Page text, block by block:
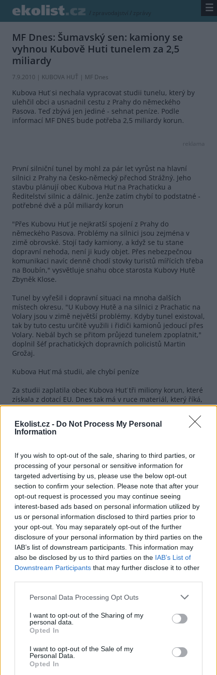
Ekolist.cz - Do Not Process My Personal
Information
If you wish to opt-out of the sale, sharing to third parties, or
processing of your personal or sensitive information for
targeted advertising by us, please use the below opt-out
section to confirm your selection. Please note that after your
opt-out request is processed you may continue seeing
interest-based ads based on personal information utilized by
us or personal information disclosed to third parties prior to
your opt-out. You may separately opt-out of the further
disclosure of your personal information by third parties on the
IAB’s list of downstream participants. This information may
also be disclosed by us to third parties on the IAB’s List of
Downstream Participants that may further disclose it to other
Personal Data Processing Opt Outs
I want to opt-out of the Sharing of my
personal data.
Opted In
I want to opt-out of the Sale of my
Personal Data.
Opted In
/ zpravodajství / zprávy ☰
MF Dnes: Šumavský sen: kamiony se
vyhnou Kubově Huti tunelem za 2,5
miliardy
7.9.2010 | KUBOVA HUŤ | MF Dnes
Kubova Huť si nechala vypracovat studii tunelu, který by
ulehčil obci a usnadnil cestu z Prahy do německého
Pasova. Teď zbývá jen jediné - sehnat peníze. Podle
informací MF DNES bude potřeba 2,5 miliardy korun.
reklama
První silniční tunel by mohl za pár let vyrůst na hlavní
silnici z Prahy na česko-německý přechod Strážný. Jeho
stavbu plánují obec Kubova Huť na Prachaticku a
Ředitelství silnic a dálnic. Jenže zatím chybí to podstatné -
potřebné dvě a půl miliardy korun
"Přes Kubovu Huť je nejkratší spojení z Prahy do
německého Pasova. Problémy na silnici jsou zejména v
zimě obrovské. Stojí tady kamiony, a když se tu stane
dopravní nehoda, není ji kudy objet. Přes nebezpečnou
komunikaci navíc denně chodí stovky turistů mířících třeba
na Boubín," vysvětluje snahu obce starosta Kubovy Hutě
Zbyněk Klose.
Tunel by vyřešil i dopravní situaci na mnoha dalších
místech okresu. "U Kubovy Hutě a na silnici z Prachatic na
Volary jsou v zimě největší problémy. Kdyby tunel existoval,
tak by tuto cestu určitě využili i řidiči kamionů jedoucí přes
Volary. Nebál bych se přitom průjezd tunelem zpoplatnit,"
doplnil šéf prachatických dopravních policistů Martin
Grožaj.
Kubova Huť má studii, ale chybí peníze
Za studii zaplatila obec Kubova Huť tři miliony korun, které
získala z dotací EU. Dnes tak má v ruce materiál, který říká,
kudy má tunel vést, jak má být dlouhý i kde před obcí zmizí
Podle odhadů ve studii, kterou má IDNES k dispozici, bude
nejdražší dopravní stavbou v přepočtu na kilometry na jihu
Čech za posledních dvacet let.
"Peníze na to v nejbližší době nebudou. Všude se šetří,
některé stavby se pozastavují, a tak aniž bych chtěl
zlehčovat situaci Kubovy Hutě, musím říct, že máme v kraji
akutnější místa, která je třeba řešit," krčí rameny šéf
českobudějovického Ředitelství silnic a dálnic František
Kollar.
Naopak poradce hejtmana pro dopravu Ivan Študlar věří,
že za několik let se na tunel peníze najdou.